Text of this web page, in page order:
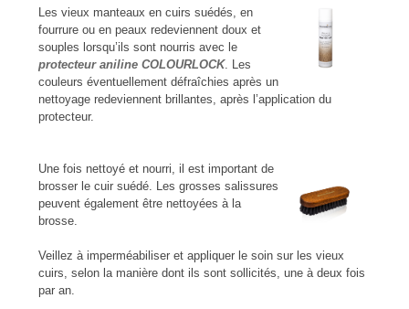
Les vieux manteaux en cuirs suédés, en
fourrure ou en peaux redeviennent doux et
souples lorsqu’ils sont nourris avec le
protecteur aniline COLOURLOCK. Les
couleurs éventuel­lement défraîchies après un
nettoyage redeviennent brillantes, après l’application du
protecteur.
Une fois nettoyé et nourri, il est important de
brosser le cuir suédé. Les grosses salissures
peuvent également être nettoyées à la
brosse.
Veillez à imperméabiliser et appliquer le soin sur les vieux
cuirs, selon la manière dont ils sont sollicités, une à deux fois
par an.